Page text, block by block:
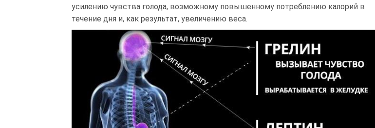
усилению чувства голода, возможному повышенному потреблению калорий в
течение дня и, как результат, увеличению веса.